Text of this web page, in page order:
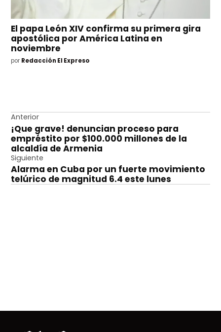
El papa León XIV confirma su primera gira
apostólica por América Latina en
noviembre
por Redacción El Expreso
Navegación
de
entradas
Anterior
¡Que grave! denuncian proceso para
empréstito por $100.000 millones de la
alcaldía de Armenia
Siguiente
Alarma en Cuba por un fuerte movimiento
telúrico de magnitud 6.4 este lunes